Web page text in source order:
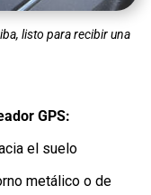
listo para recibir una
GPS:
el suelo
metálico o de